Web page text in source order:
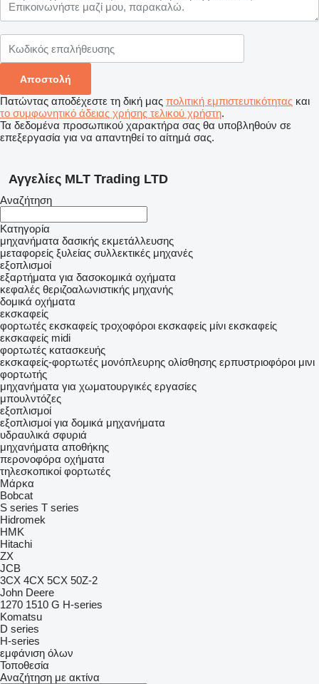
Πατώντας αποδέχεστε τη δική μας πολιτική εμπιστευτικότητας και
το συμφωνητικό άδειας χρήσης τελικού χρήστη.
Τα δεδομένα προσωπικού χαρακτήρα σας θα υποβληθούν σε
επεξεργασία για να απαντηθεί το αίτημά σας.
Αγγελίες MLT Trading LTD
Αναζήτηση
Κατηγορία
μηχανήματα δασικής εκμετάλλευσης
μεταφορείς ξυλείας συλλεκτικές μηχανές
εξοπλισμοί
εξαρτήματα για δασοκομικά οχήματα
κεφαλές θεριζοαλωνιστικής μηχανής
δομικά οχήματα
εκσκαφείς
φορτωτές εκσκαφείς τροχοφόροι εκσκαφείς μίνι εκσκαφείς
εκσκαφείς midi
φορτωτές κατασκευής
εκσκαφείς-φορτωτές μονόπλευρης ολίσθησης ερπυστριοφόροι μινι
φορτωτής
μηχανήματα για χωματουργικές εργασίες
μπουλντόζες
εξοπλισμοί
εξοπλισμοί για δομικά μηχανήματα
υδραυλικά σφυριά
μηχανήματα αποθήκης
περονοφόρα οχήματα
τηλεσκοπικοί φορτωτές
Μάρκα
Bobcat
S series T series
Hidromek
HMK
Hitachi
ZX
JCB
3CX 4CX 5CX 50Z-2
John Deere
1270 1510 G H-series
Komatsu
D series
H-series
εμφάνιση όλων
Τοποθεσία
Αναζήτηση με ακτίνα